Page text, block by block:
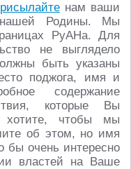
нам ваши
нашей Родины. Мы
РуАНа. Для
не выглядело
быть указаны
поджога, имя и
содержание
которые Вы
чтобы мы
об этом, но имя
бы очень интересно
властей на Ваше